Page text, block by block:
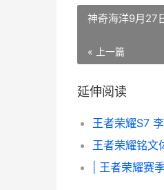
神奇海洋9月27
« 上一篇
延伸阅读
王者荣耀S7
王者荣耀铭文
| 王者荣耀赛